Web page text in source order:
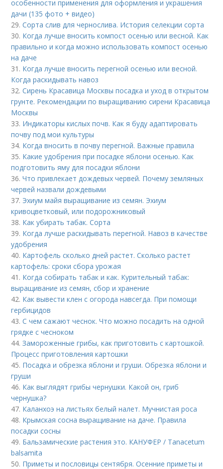
особенности применения для оформления и украшения
дачи (135 фото + видео)
29.Сорта слив для чернослива. История селекции сорта
30. Когда лучше вносить компост осенью или весной. Как
правильно и когда можно использовать компост осенью
на даче
31. Когда лучше вносить перегной осенью или весной.
Когда раскидывать навоз
32.Сирень Красавица Москвы посадка и уход в открытом
грунте. Рекомендации по выращиванию сирени Красавица
Москвы
33. Индикаторы кислых почв. Как я буду адаптировать
почву под мои культуры
34. Когда вносить в почву перегной. Важные правила
35. Какие удобрения при посадке яблони осенью. Как
подготовить яму для посадки яблони
36.Что привлекает дождевых червей. Почему земляных
червей назвали дождевыми
37. Эхиум майя выращивание из семян. Эхиум
кривоцветковый, или подорожниковый
38. Как убирать табак. Сорта
39. Когда лучше раскидывать перегной. Навоз в качестве
удобрения
40. Картофель сколько дней растет. Сколько растет
картофель: сроки сбора урожая
41. Когда собирать табак и как. Курительный табак:
выращивание из семян, сбор и хранение
42. Как вывести клен с огорода навсегда. При помощи
гербицидов
43.С чем сажают чеснок. Что можно посадить на одной
грядке с чесноком
44.Замороженные грибы, как приготовить с картошкой.
Процесс приготовления картошки
45. Посадка и обрезка яблони и груши. Обрезка яблони и
груши
46. Как выглядят грибы чернушки. Какой он, гриб
чернушка?
47. Каланхоэ на листьях белый налет. Мучнистая роса
48. Крымская сосна выращивание на даче. Правила
посадки сосны
49. Бальзамические растения это. КАНУФЕР / Tanacetum
balsamita
50. Приметы и пословицы сентября. Осенние приметы и